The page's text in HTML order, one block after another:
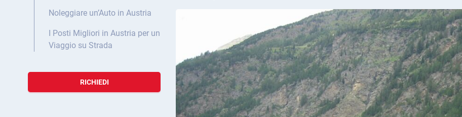
Noleggiare un’Auto in Austria
I Posti Migliori in Austria per un
Viaggio su Strada
RICHIEDI